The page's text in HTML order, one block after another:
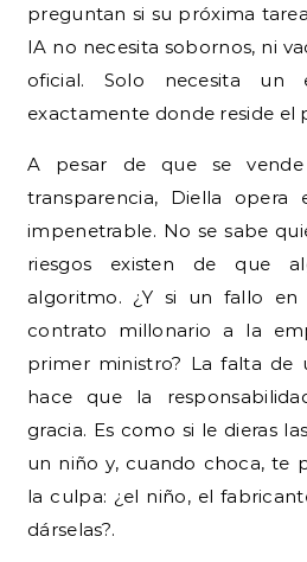
preguntan si su próxima
IA no necesita sobornos, ni
oficial. Solo necesita un
exactamente donde reside el
A pesar de que se
transparencia, Diella opera
impenetrable. No se sabe
riesgos existen de que
algoritmo. ¿Y si un fallo
contrato millonario a la
primer ministro? La falta de
hace que la
gracia. Es como si le dieras
un niño y, cuando choca, te
la culpa: ¿el niño, el
dárselas?.